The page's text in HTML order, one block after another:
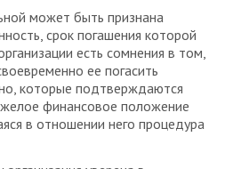
может быть признана
срок погашения которой
есть сомнения в том,
ее погасить
которые подтверждаются
финансовое положение
в отношении него процедура